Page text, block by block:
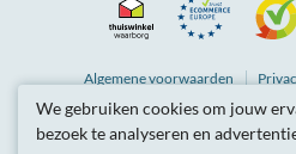
WaarborgEurope
Algemenevoorwaarden
Partnerprogramma
We gebruiken cookies om jouw
bezoek te analyseren en